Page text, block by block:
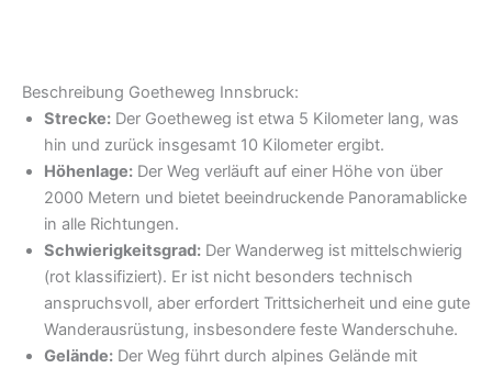
Beschreibung Goetheweg Innsbruck:
Strecke: Der Goetheweg ist etwa 5 Kilometer lang, was
hin und zurück insgesamt 10 Kilometer ergibt.
Höhenlage: Der Weg verläuft auf einer Höhe von über
2000 Metern und bietet beeindruckende Panoramablicke
in alle Richtungen.
Schwierigkeitsgrad: Der Wanderweg ist mittelschwierig
(rot klassifiziert). Er ist nicht besonders technisch
anspruchsvoll, aber erfordert Trittsicherheit und eine gute
Wanderausrüstung, insbesondere feste Wanderschuhe.
Gelände: Der Weg führt durch alpines Gelände mit